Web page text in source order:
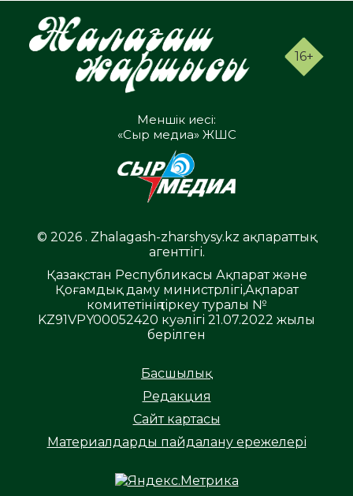
16+
Меншік иесі:
«Сыр медиа» ЖШС
© 2026 . Zhalagash-zharshysy.kz ақпараттық
агенттігі.
Қазақстан Республикасы Ақпарат және
Қоғамдық даму министрлігі,Ақпарат
комитетінің тіркеу туралы №
KZ91VPY00052420 куәлігі 21.07.2022 жылы
берілген
Басшылық
Редакция
Сайт картасы
Материалдарды пайдалану ережелері